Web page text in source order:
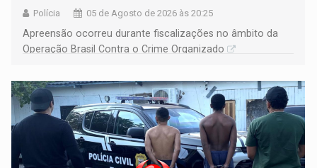
Polícia 05 de Agosto de 2026 às 20:25
Apreensão ocorreu durante fiscalizações no âmbito da
Operação Brasil Contra o Crime Organizado